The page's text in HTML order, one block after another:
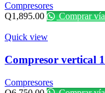
Compresores
Q1,895.00 Comprar
Quick view
Compresor vertical
Compresores